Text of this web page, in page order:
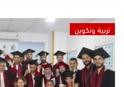
تربية وتكوين